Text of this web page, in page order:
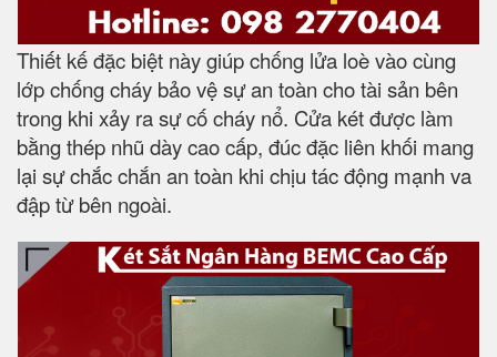
Thiết kế đặc biệt này giúp chống lửa loè vào cùng
lớp chống cháy bảo vệ sự an toàn cho tài sản bên
trong khi xảy ra sự cố cháy nổ. Cửa két được làm
bằng thép nhũ dày cao cấp, đúc đặc liên khối mang
lại sự chắc chắn an toàn khi chịu tác động mạnh va
đập từ bên ngoài.